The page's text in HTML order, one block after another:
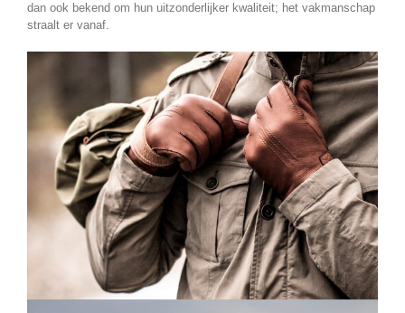
dan ook bekend om hun uitzonderlijker kwaliteit; het vakmanschap
straalt er vanaf.